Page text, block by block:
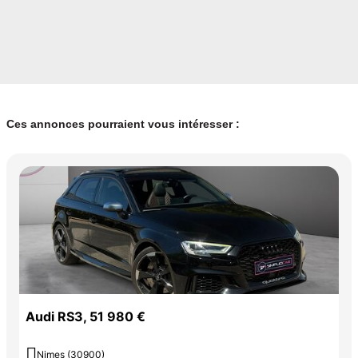
Ces annonces pourraient vous intéresser :
Audi RS3, 51 980 €
Nimes (30900)